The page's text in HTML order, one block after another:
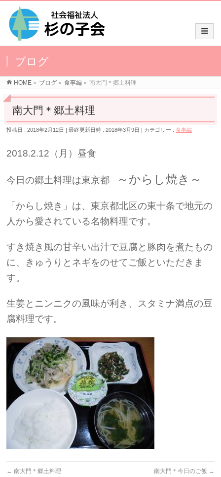
ブログ
HOME » ブログ » 食事編 » 南大門＊郷土料理
南大門＊郷土料理
投稿日 : 2018年2月12日 最終更新日時 : 2018年3月9日 カテゴリー :食事編
2018.2.12（月）昼食
今日の郷土料理は東京都 ～からし焼き～
「からし焼き」は、東京都北区の東十条で地元の
人から愛されている名物料理です。
すき焼き風の甘辛い出汁で豆腐と豚肉を煮たもの
に、きゅうりとネギをのせてご飯といただきま
す。
生姜とニンニクの風味が利き、スタミナ満点の豆
腐料理です。
← 南大門＊郷土料理 南大門＊今日のご飯 →